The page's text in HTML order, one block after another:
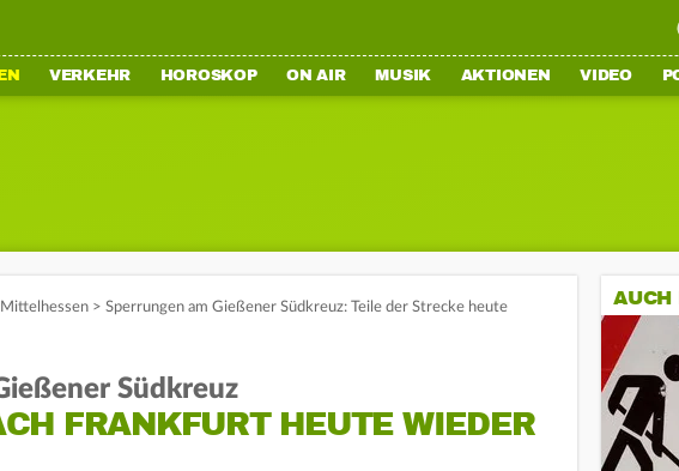
VERKEHR HOROSKOP ON AIR MUSIK AKTIONEN VIDEO
Mittelhessen > Sperrungen am Gießener Südkreuz: Teile der Strecke heute
Südkreuz
FRANKFURT HEUTE WIEDER
AUCH